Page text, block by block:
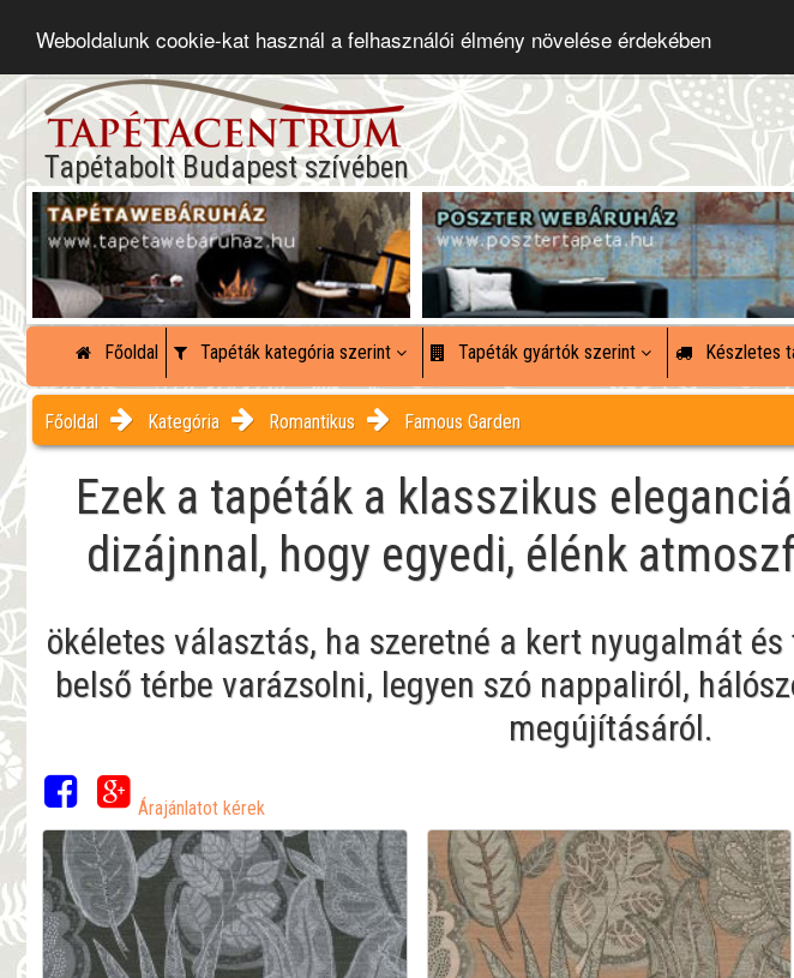
Weboldalunk cookie-kat használ a felhasználói élmény növelése érdekében
Tapétabolt Budapest szívében
Főoldal Tapéták kategória szerint Tapéták gyártók szerint Készletes
Főoldal Kategória Romantikus Famous Garden
Ezek a tapéták a klasszikus
dizájnnal, hogy egyedi, élénk
ökéletes választás, ha szeretné a kert nyugalmát
belső térbe varázsolni, legyen szó nappaliról,
megújításáról.
Árajánlatot kérek